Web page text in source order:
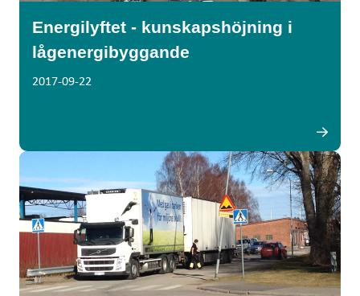
Energilyftet - kunskapshöjning i
lågenergibyggande
2017-09-22